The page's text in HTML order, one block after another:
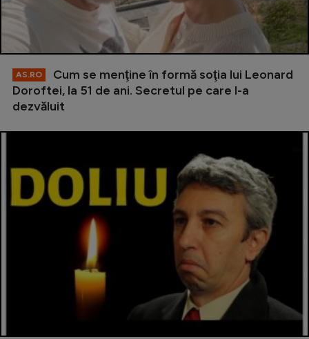
AS.RO
Cum se menţine în formă soţia lui Leonard
Doroftei, la 51 de ani. Secretul pe care l-a
dezvăluit